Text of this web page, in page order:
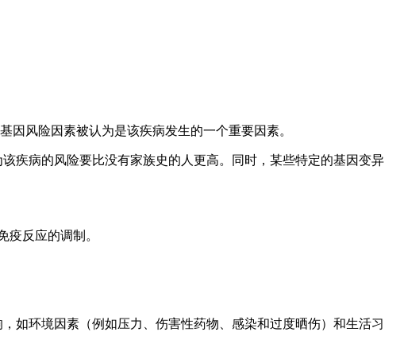
风险因素被认为是该疾病发生的一个重要因素。
疾病的风险要比没有家族史的人更高。同时，某些特定的基因变异
疫反应的调制。
如环境因素（例如压力、伤害性药物、感染和过度晒伤）和生活习